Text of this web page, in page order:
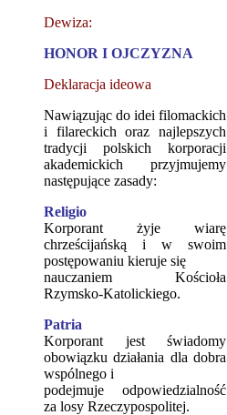
Dewiza:
HONOR I OJCZYZNA
Deklaracja ideowa
Nawiązując do idei filomackich
i filareckich oraz najlepszych
tradycji polskich korporacji
akademickich przyjmujemy
następujące zasady:
Religio
Korporant żyje wiarę
chrześcijańską i w swoim
postępowaniu kieruje się
nauczaniem Kościoła
Rzymsko-Katolickiego.
Patria
Korporant jest świadomy
obowiązku działania dla dobra
wspólnego i
podejmuje odpowiedzialność
za losy Rzeczypospolitej.